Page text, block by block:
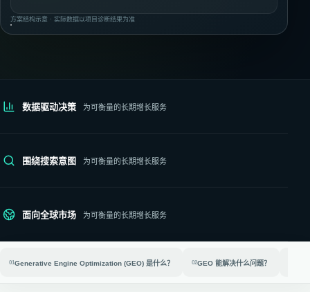
方案结构示意 · 实际数据以项目诊断结果为准
数据驱动决策 为可衡量的长期增长服务
围绕搜索意图 为可衡量的长期增长服务
面向全球市场 为可衡量的长期增长服务
01Generative Engine Optimization (GEO) 是什么？ 02GEO 能解决什么问题？